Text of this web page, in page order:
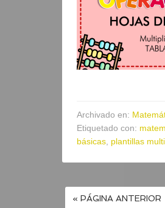
Archivado en:
Etiquetado con:
básicas plantillas
« PÁGINA ANTERIOR